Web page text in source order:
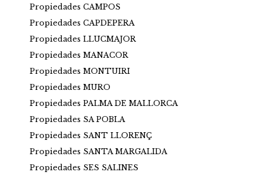
Propiedades CAMPOS
Propiedades CAPDEPERA
Propiedades LLUCMAJOR
Propiedades MANACOR
Propiedades MONTUIRI
Propiedades MURO
Propiedades PALMA DE MALLORCA
Propiedades SA POBLA
Propiedades SANT LLORENÇ
Propiedades SANTA MARGALIDA
Propiedades SES SALINES